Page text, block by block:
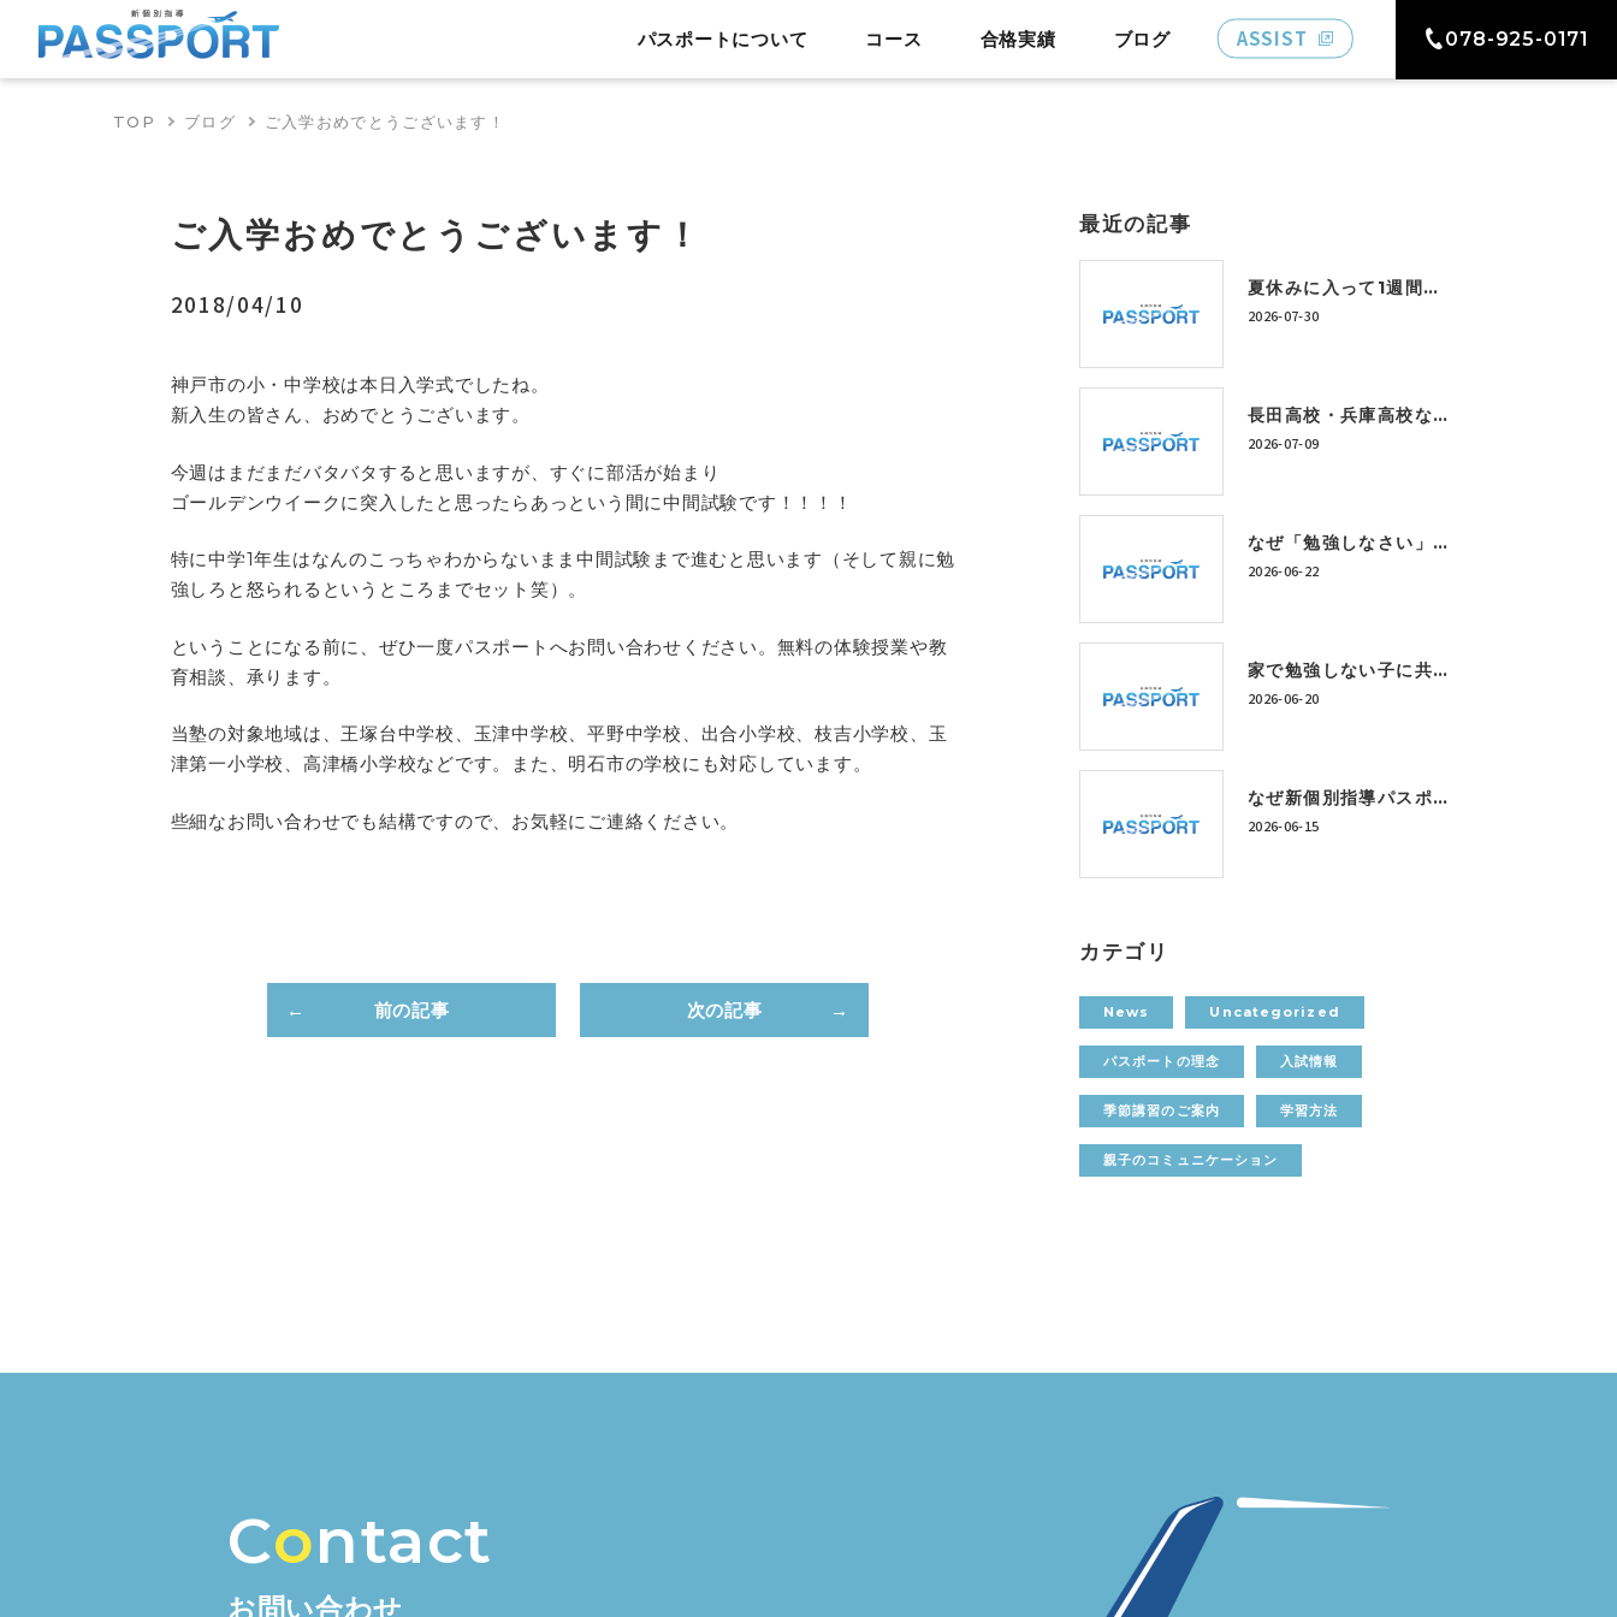
パスポートについて コース 合格実績 ブログ ASSIST 078-925-0171
TOP ブログ ご入学おめでとうございます！
ご入学おめでとうございます！
2018/04/10
神戸市の小・中学校は本日入学式でしたね。
新入生の皆さん、おめでとうございます。
今週はまだまだバタバタすると思いますが、すぐに部活が始まり
ゴールデンウイークに突入したと思ったらあっという間に中間試験です！！！！
特に中学1年生はなんのこっちゃわからないまま中間試験まで進むと思います（そして親に勉
強しろと怒られるというところまでセット笑）。
ということになる前に、ぜひ一度パスポートへお問い合わせください。無料の体験授業や教
育相談、承ります。
当塾の対象地域は、王塚台中学校、玉津中学校、平野中学校、出合小学校、枝吉小学校、玉
津第一小学校、高津橋小学校などです。また、明石市の学校にも対応しています。
些細なお問い合わせでも結構ですので、お気軽にご連絡ください。
前の記事 次の記事
最近の記事
夏休みに入って1週間。「うちの子、このままで大丈夫かな…」と感じている保護者の方へ
2026-07-30
長田高校・兵庫高校など上位校を目指すには？今から身につけたい学習習慣とは
2026-07-09
なぜ「勉強しなさい」では成績は上がらないのか？神戸市西区の個別指導塾が考える学習習慣の作り方
2026-06-22
家で勉強しない子に共通する5つの特徴｜神戸市西区の個別指導塾が解説
2026-06-20
なぜ新個別指導パスポートは「定額制学び放題」なのか？
2026-06-15
カテゴリ
News Uncategorized
パスポートの理念 入試情報
季節講習のご案内 学習方法
親子のコミュニケーション
Contact
お問い合わせ